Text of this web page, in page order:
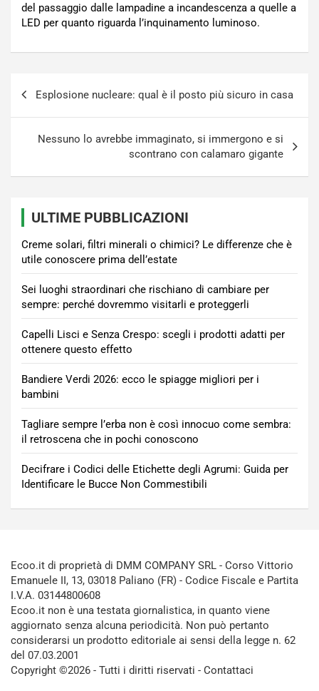
del passaggio dalle lampadine a incandescenza a quelle a
LED per quanto riguarda l’inquinamento luminoso.
articoli
Esplosione nucleare: qual è il posto più sicuro in casa
Nessuno lo avrebbe immaginato, si immergono e si
scontrano con calamaro gigante
ULTIME PUBBLICAZIONI
Creme solari, filtri minerali o chimici? Le differenze che è
utile conoscere prima dell’estate
Sei luoghi straordinari che rischiano di cambiare per
sempre: perché dovremmo visitarli e proteggerli
Capelli Lisci e Senza Crespo: scegli i prodotti adatti per
ottenere questo effetto
Bandiere Verdi 2026: ecco le spiagge migliori per i
bambini
Tagliare sempre l’erba non è così innocuo come sembra:
il retroscena che in pochi conoscono
Decifrare i Codici delle Etichette degli Agrumi: Guida per
Identificare le Bucce Non Commestibili
Ecoo.it di proprietà di DMM COMPANY SRL - Corso Vittorio
Emanuele II, 13, 03018 Paliano (FR) - Codice Fiscale e Partita
I.V.A. 03144800608
Ecoo.it non è una testata giornalistica, in quanto viene
aggiornato senza alcuna periodicità. Non può pertanto
considerarsi un prodotto editoriale ai sensi della legge n. 62
del 07.03.2001
Copyright ©2026 - Tutti i diritti riservati - Contattaci